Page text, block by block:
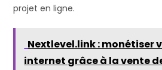
projet en ligne.
Nextlevel.link : monétiser
internet grâce à la vente